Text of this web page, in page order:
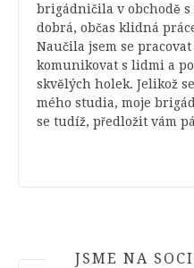
brigádničila v obchodě s
dobrá, občas klidná
Naučila jsem se
komunikovat s lidmi a
skvělých holek. Jelikož
mého studia, moje
se tudíž, předložit vám
JSME NA